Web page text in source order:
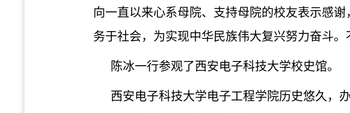
向一直以来心系母院、支持母院的校友表示感
务于社会，为实现中华民族伟大复兴努力奋斗。
陈冰一行参观了西安电子科技大学校史馆。
西安电子科技大学电子工程学院历史悠久，